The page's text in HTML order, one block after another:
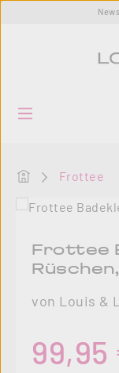
Zum Hauptinhalt
Startseite
Frottee
Bildergalerie
Frottee
von Louis &
99,95